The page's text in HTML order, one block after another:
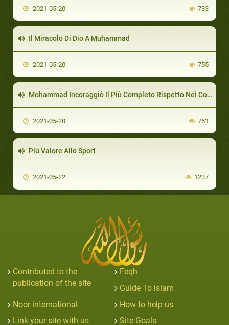
2021-05-20 733
Il Miracolo Di Dio A Muhammad
2021-05-20 755
Mohammad Incoraggiò Il Più Completo Rispetto Nei Confronti Delle Madri
2021-05-20 751
Più Valore Allo Sport
2021-05-22 1237
Contributed to the
publication of the site
Feqh
Guide To islam
Noor international
How to help us
Link your site with us
Site Goals